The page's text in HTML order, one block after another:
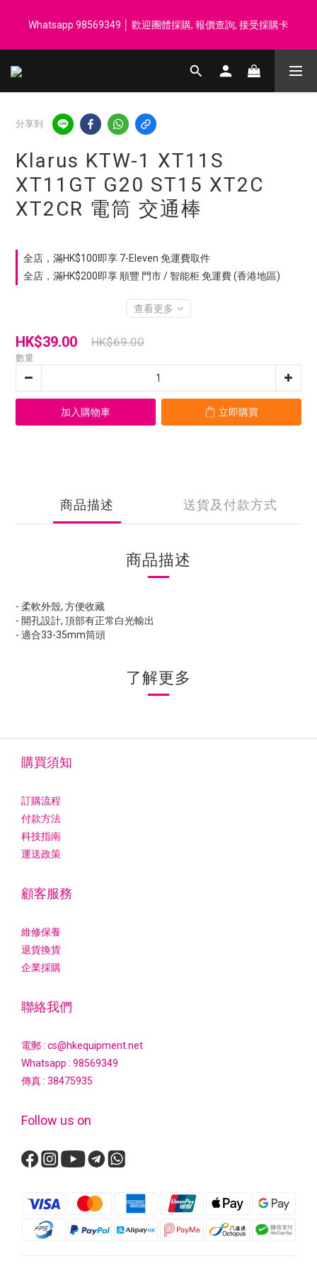
汗毛巾 韓國制 送完即止
Whatsapp 98569349 │ 歡迎團體採購, 報價查詢, 接受採購卡
登記會員享每$50回贈$1 │ 滿HK$899 送 N-rit Campack Towel 吸
分享到
Klarus KTW-1 XT11S
XT11GT G20 ST15 XT2C
XT2CR 電筒 交通棒
全店，滿HK$100即享 7-Eleven 免運費取件
全店，滿HK$200即享 順豐 門市 / 智能柜 免運費 (香港地區)
查看更多
HK$39.00 HK$69.00
數量
加入購物車 立即購買
商品描述 送貨及付款方式
商品描述
- 柔軟外殼, 方便收藏
- 開孔設計, 頂部有正常白光輸出
- 適合33-35mm筒頭
了解更多
購買須知
訂購流程
付款方法
科技指南
運送政策
顧客服務
維修保養
退貨換貨
企業採購
聯絡我們
電郵 : cs@hkequipment.net
Whatsapp : 98569349
傳真 : 38475935
Follow us on